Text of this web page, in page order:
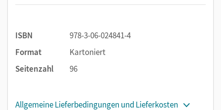
ISBN
978-3-06-024841-4
Format
Kartoniert
Seitenzahl
96
Allgemeine Lieferbedingungen und Lieferkosten